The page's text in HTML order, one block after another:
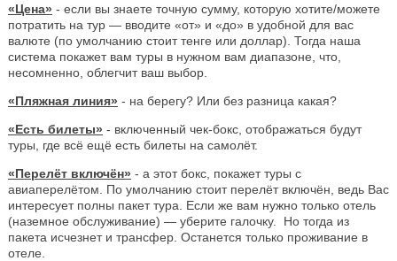
«Цена» - если вы знаете точную сумму, которую хотите/можете
потратить на тур — вводите «от» и «до» в удобной для вас
валюте (по умолчанию стоит тенге или доллар). Тогда наша
система покажет вам туры в нужном вам диапазоне, что,
несомненно, облегчит ваш выбор.
«Пляжная линия» - на берегу? Или без разница какая?
«Есть билеты» - включенный чек-бокс, отображаться будут
туры, где всё ещё есть билеты на самолёт.
«Перелёт включён» - а этот бокс, покажет туры с
авиаперелётом. По умолчанию стоит перелёт включён, ведь Вас
интересует полны пакет тура. Если же вам нужно только отель
(наземное обслуживание) — уберите галочку. Но тогда из
пакета исчезнет и трансфер. Останется только проживание в
отеле.